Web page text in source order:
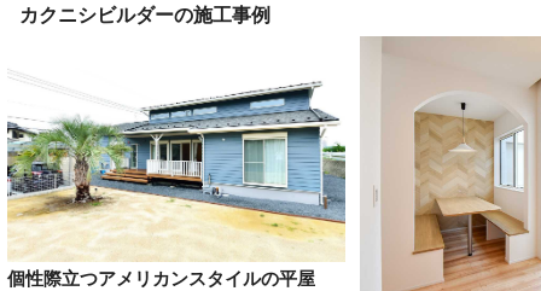
カクニシビルダーの施工事例
個性際立つアメリカンスタイルの平屋